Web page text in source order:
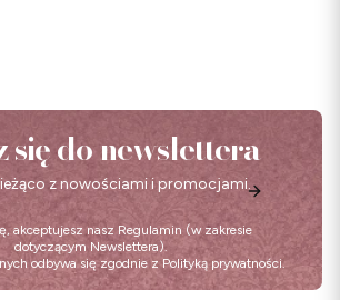
się do newslettera
z nowościami i promocjami.
akceptujesz nasz Regulamin (w zakresie
dotyczącym Newslettera).
odbywa się zgodnie z Polityką prywatności.